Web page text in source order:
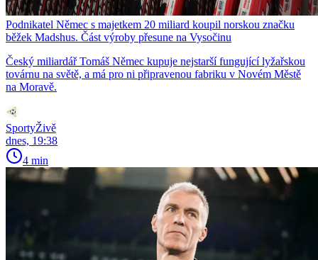
Podnikatel Němec s majetkem 20 miliard koupil norskou značku
běžek Madshus. Část výroby přesune na Vysočinu
Český miliardář Tomáš Němec kupuje nejstarší fungující lyžařskou
továrnu na světě, a má pro ni připravenou fabriku v Novém Městě
na Moravě.
SportyŽivě
dnes, 19:38
4 min